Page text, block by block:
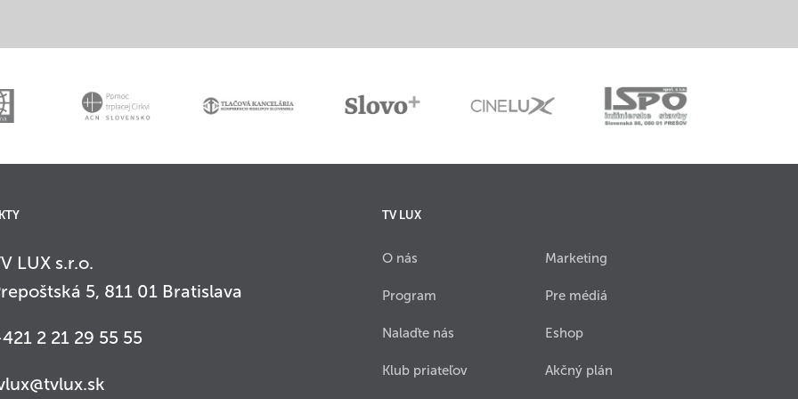
LUX s.r.o.
5, 811 01 Bratislava
2 21 29 55 55
TV LUX
O nás
Program
Nalaďte nás
Klub priateľov
Marketing
Pre médiá
Eshop
Akčný plán